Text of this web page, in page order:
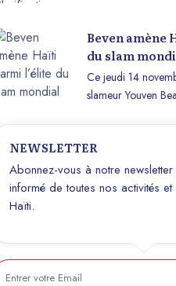
trouve sur l’île
Caraïbes, et fait
américain,
centrale et des
Haïti et l’Afrique
exploration plus
Beven amène
du slam
Ce jeudi 14
slameur Youven
toute première
finale de la Coupe
Cette compétition,
slameurs de la
s’éteint de bout en
exploit d’une
jeunesse, la
NEWSLETTER
Abonnez-vous à notre
informé de toutes nos activités et
Haïti.